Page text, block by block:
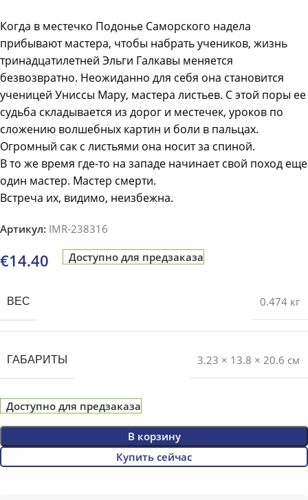
Когда в местечко Подонье Саморского надела
прибывают мастера, чтобы набрать учеников, жизнь
тринадцатилетней Эльги Галкавы меняется
безвозвратно. Неожиданно для себя она становится
ученицей Униссы Мару, мастера листьев. С этой поры ее
судьба складывается из дорог и местечек, уроков по
сложению волшебных картин и боли в пальцах.
Огромный сак с листьями она носит за спиной.
В то же время где-то на западе начинает свой поход еще
один мастер. Мастер смерти.
Встреча их, видимо, неизбежна.
Артикул: IMR-238316
€14.40 Доступно для предзаказа
ВЕС 0.474 кг
ГАБАРИТЫ 3.23 × 13.8 × 20.6 см
Доступно для предзаказа
В корзину
Купить сейчас